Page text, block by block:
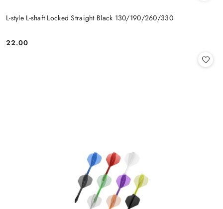
L-style L-shaft Locked Straight Black 130/190/260/330
Cena:
22.00